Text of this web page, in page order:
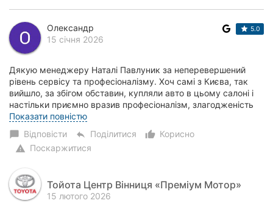
Олександр
15 січня 2026
5.0
Дякую менеджеру Наталі Павлуник за неперевершений
рівень сервісу та професіоналізму. Хоч самі з Києва, так
вийшло, за збігом обставин, купляли авто в цьому салоні і
настільки приємно вразив професіоналізм, злагодженість
співробітників салону, особлив...
Показати повністю
chat_bubble Відповісти reply Поділитися thumb_up_alt
Корисно
warning Поскаржитися
Тойота Центр Вінниця «Преміум Мотор»
15 лютого 2026